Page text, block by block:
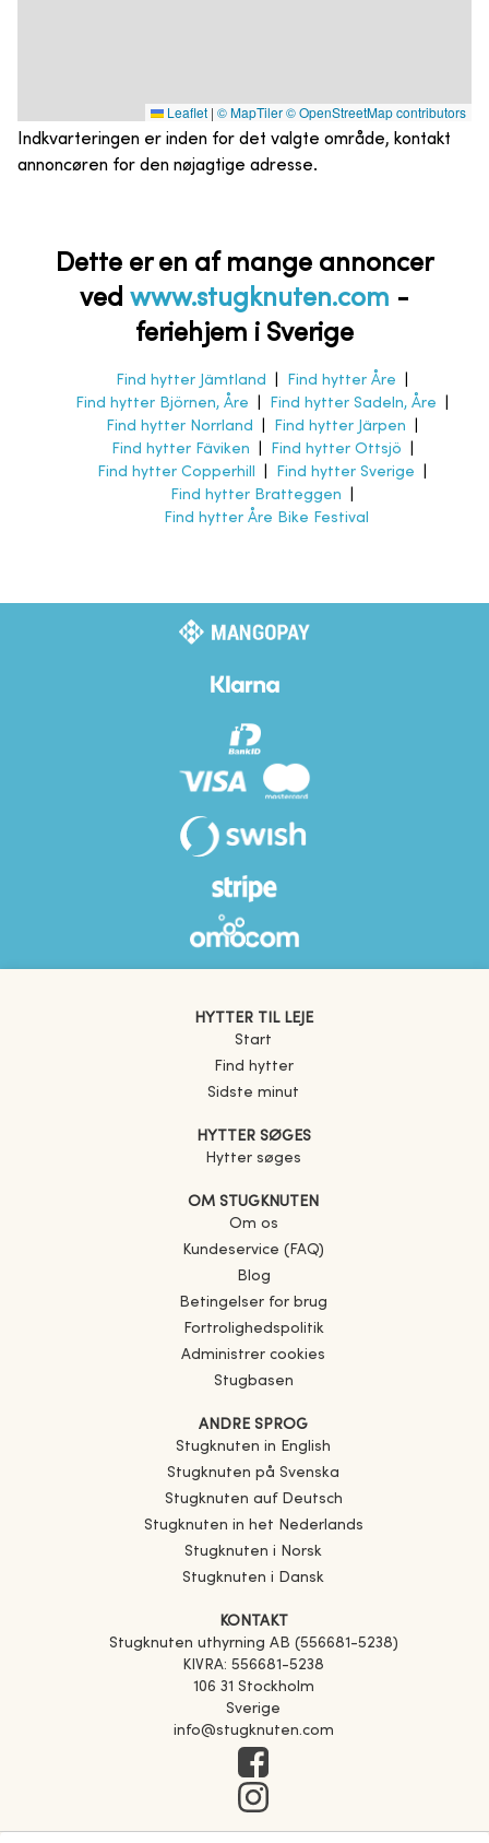
Leaflet | © MapTiler© OpenStreetMap contributors
Indkvarteringen er inden for det valgte område, kontakt
annoncøren for den nøjagtige adresse.
Dette er en af mange annoncer
ved www.stugknuten.com -
feriehjem i Sverige
Find hytter Jämtland Find hytter Åre
Find hytter Björnen, Åre
Find hytter Sadeln, Åre
Find hytter Norrland
Find hytter Järpen
Find hytter Fäviken
Find hytter Ottsjö
Find hytter Copperhill
Find hytter Sverige
Find hytter Bratteggen
Find hytter Åre Bike Festival
HYTTER TIL LEJE
Start
Find hytter
Sidste minut
HYTTER SØGES
Hytter søges
OM STUGKNUTEN
Om os
Kundeservice (FAQ)
Blog
Betingelser for brug
Fortrolighedspolitik
Administrer cookies
Stugbasen
ANDRE SPROG
Stugknuten in English
Stugknuten på Svenska
Stugknuten auf Deutsch
Stugknuten in het Nederlands
Stugknuten i Norsk
Stugknuten i Dansk
KONTAKT
Stugknuten uthyrning AB (556681-5238)
KIVRA: 556681-5238
106 31 Stockholm
Sverige
info@stugknuten.com